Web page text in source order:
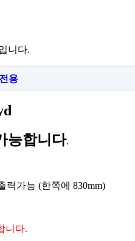
니다.
용
능합니다.
력가능 (한쪽에 830mm)
니다.